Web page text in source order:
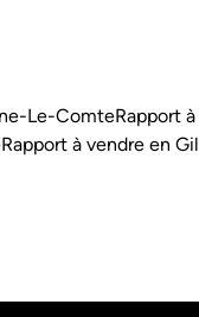
Le-ComteRapport
Rapport à vendre en